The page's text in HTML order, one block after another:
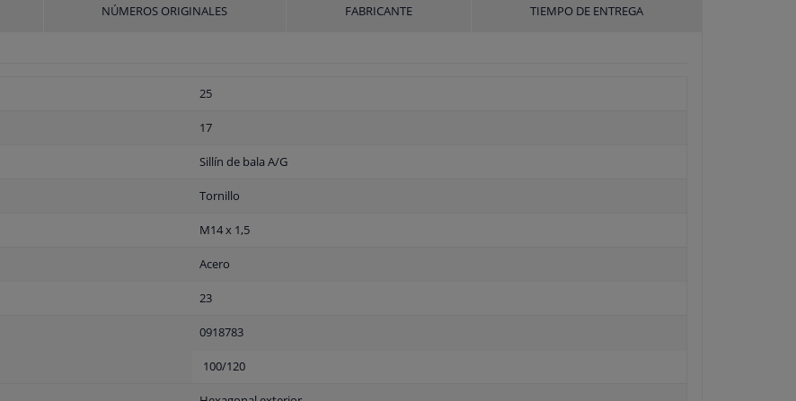
NÚMEROS ORIGINALES FABRICANTE TIEMPO DE ENTREGA
25
17
Sillín de bala A/G
Tornillo
M14 x 1,5
Acero
23
0918783
100/120